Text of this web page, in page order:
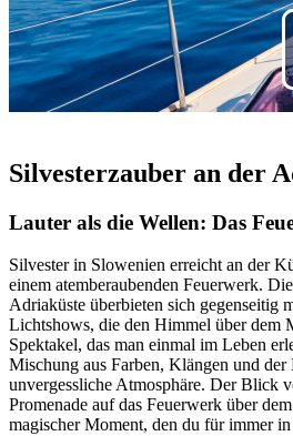
Silvesterzauber an der
Lauter als die Wellen: Das
Silvester in Slowenien erreicht an der
einem atemberaubenden Feuerwerk.
Adriaküste überbieten sich gegenseitig
Lichtshows, die den Himmel über dem
Spektakel, das man einmal im Leben
Mischung aus Farben, Klängen und der
unvergessliche Atmosphäre. Der Blick
Promenade auf das Feuerwerk über
magischer Moment, den du für immer